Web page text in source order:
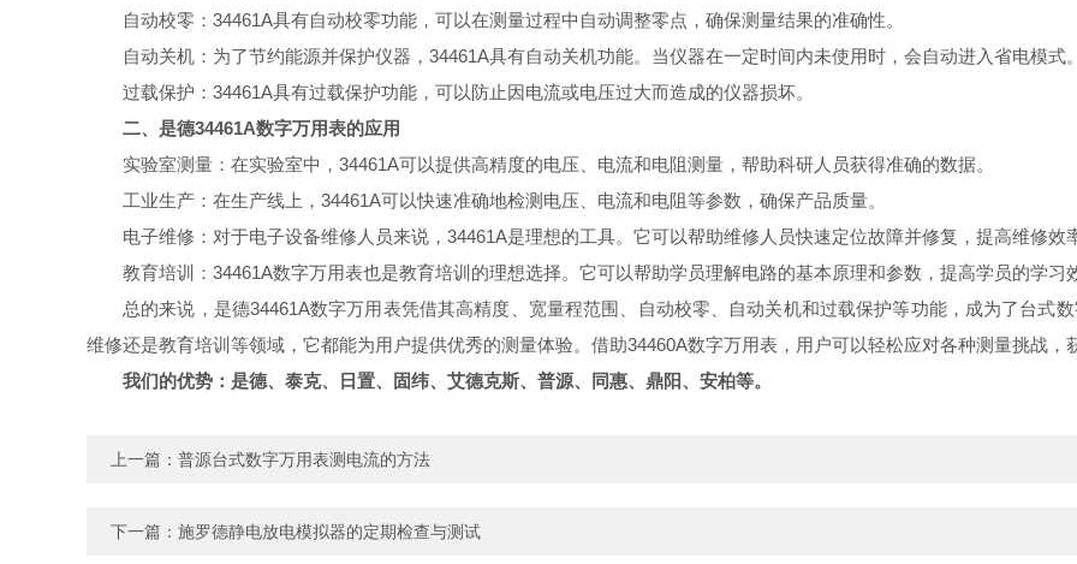
自动校零：34461A具有自动校零功能，可以在测量过程中自动调整零点，确保测量结果的准确性。
自动关机：为了节约能源并保护仪器，34461A具有自动关机功能。当仪器在一定时间内未使用时，会自动进入省电模式
过载保护：34461A具有过载保护功能，可以防止因电流或电压过大而造成的仪器损坏。
二、是德34461A数字万用表的应用
实验室测量：在实验室中，34461A可以提供高精度的电压、电流和电阻测量，帮助科研人员获得准确的数据。
工业生产：在生产线上，34461A可以快速准确地检测电压、电流和电阻等参数，确保产品质量。
电子维修：对于电子设备维修人员来说，34461A是理想的工具。它可以帮助维修人员快速定位故障并修复，提高维修效
教育培训：34461A数字万用表也是教育培训的理想选择。它可以帮助学员理解电路的基本原理和参数，提高学员的学
总的来说，是德34461A数字万用表凭借其高精度、宽量程范围、自动校零、自动关机和过载保护等功能，成为了台式
维修还是教育培训等领域，它都能为用户提供优秀的测量体验。借助34460A数字万用表，用户可以轻松应对各种测量挑战，
我们的优势：是德、泰克、日置、固纬、艾德克斯、普源、同惠、鼎阳、安柏等。
上一篇： 普源台式数字万用表测电流的方法
下一篇： 施罗德静电放电模拟器的定期检查与测试